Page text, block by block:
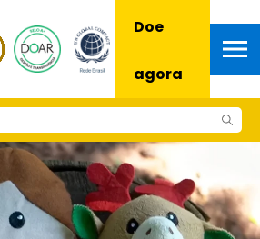
Doe
agora